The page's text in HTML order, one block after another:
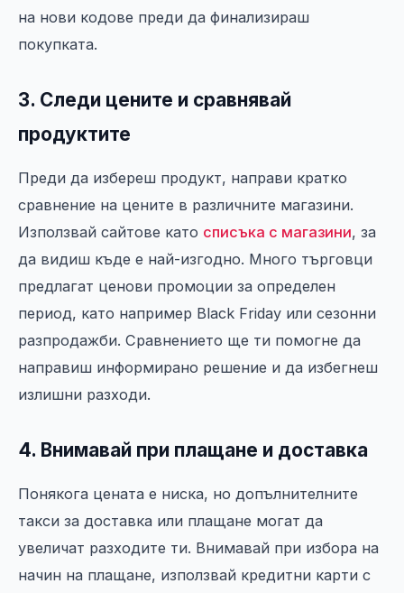
на нови кодове преди да финализираш
покупката.
3. Следи цените и сравнявай
продуктите
Преди да избереш продукт, направи кратко
сравнение на цените в различните магазини.
Използвай сайтове като списъка с магазини, за
да видиш къде е най-изгодно. Много търговци
предлагат ценови промоции за определен
период, като например Black Friday или сезонни
разпродажби. Сравнението ще ти помогне да
направиш информирано решение и да избегнеш
излишни разходи.
4. Внимавай при плащане и доставка
Понякога цената е ниска, но допълнителните
такси за доставка или плащане могат да
увеличат разходите ти. Внимавай при избора на
начин на плащане, използвай кредитни карти с